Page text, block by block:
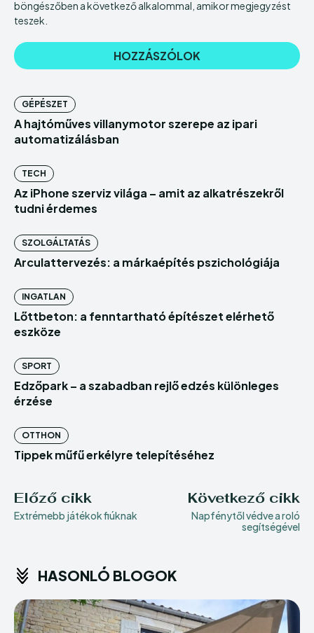
böngészőben a következő alkalommal, amikor megjegyzést
teszek.
GÉPÉSZET
A hajtóműves villanymotor szerepe az ipari
automatizálásban
TECH
Az iPhone szerviz világa – amit az alkatrészekről
tudni érdemes
SZOLGÁLTATÁS
Arculattervezés: a márkaépítés pszichológiája
INGATLAN
Lőttbeton: a fenntartható építészet elérhető
eszköze
SPORT
Edzőpark – a szabadban rejlő edzés különleges
érzése
OTTHON
Tippek műfű erkélyre telepítéséhez
Előző cikk
Extrémebb játékok fiúknak
Következő cikk
Napfénytől védve a roló
segítségével
HASONLÓ BLOGOK